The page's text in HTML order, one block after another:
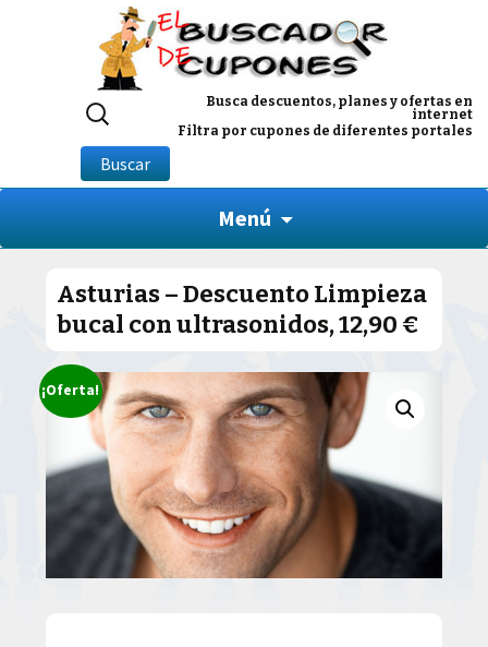
Busca descuentos, planes y ofertas en
internet
Filtra por cupones de diferentes portales
Buscar
por:
Buscar
Menú
Asturias – Descuento Limpieza
bucal con ultrasonidos, 12,90 €
¡Oferta!